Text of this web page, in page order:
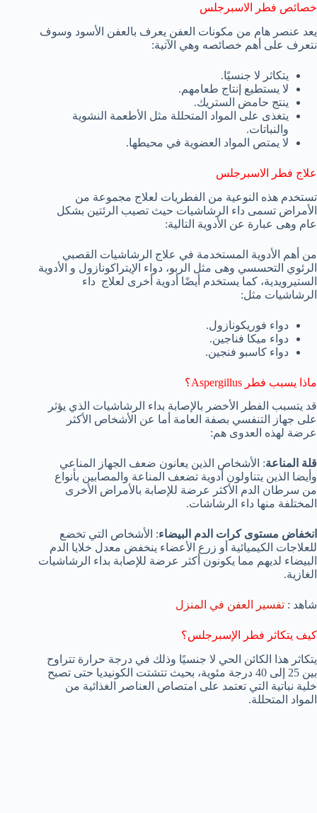
خصائص فطر الاسبرجلس
يعد عنصر هام من مكونات العفن يعرف بالعفن الأسود وسوف
نتعرف على أهم خصائصه وهي الآتية:
يتكاثر لا جنسيًا.
لا يستطيع إنتاج طعامهم.
ينتج حامض الستريك.
يتغذى على المواد المتحللة مثل الأطعمة النشوية
والنباتات.
لا يمتص المواد العضوية في محيطها.
علاج فطر الاسبرجلس
تستخدم هذه النوعية من الفطريات لعلاج مجموعة من
الأمراض تسمى داء الرشاشيات حيث تصيب الرئتين بشكل
عام وهى عبارة عن الأدوية التالية:
من أهم الأدوية المستخدمة في علاج الرشاشيات القصبي
الرئوي التحسسي وهى مثل الربو، دواء الإيتراكونازول و الأدوية
الستيرويدية، كما يستخدم أيضًا أدوية أخرى لعلاج داء
الرشاشيات مثل:
دواء فوريكونازول.
دواء ميكا فناجين.
دواء كاسبو فنجين.
ماذا يسبب فطر Aspergillus؟
قد يتسبب الفطر الأخضر بالإصابة بداء الرشاشيات الذي يؤثر
على جهاز التنفسي بصفة العامة أما عن الأشخاص الأكثر
عرضة لهذه العدوى هم:
قلة المناعة: الأشخاص الذين يعانون ضعف الجهاز المناعي
وأيضا الذين يتناولون أدوية تضعف المناعة والمصابين بأنواع
من سرطان الدم الأكثر عرضة للإصابة بالأمراض الأخرى
المختلفة منها داء الرشاشات.
انخفاض مستوى كرات الدم البيضاء: الأشخاص التي تخضع
للعلاجات الكيميائية أو زرع الأعضاء ينخفض معدل خلايا الدم
البيضاء لديهم مما يكونون أكثر عرضة للإصابة بداء الرشاشيات
الغازية.
شاهد : تفسير العفن في المنزل
كيف يتكاثر فطر الإسبرجلس؟
يتكاثر هذا الكائن الحي لا جنسيًا وذلك في درجة حرارة تتراوح
بين 25 إلى 40 درجة مئوية، بحيث تتشتت الكونيديا حتى تصبح
خلية نباتية التي تعتمد على امتصاص العناصر الغذائية من
المواد المتحللة.